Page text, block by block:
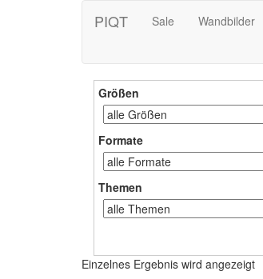
PIQT Sale Wandbilder
Größen
Formate
Themen
Einzelnes Ergebnis wird angezeigt